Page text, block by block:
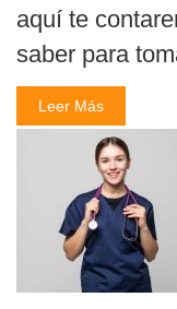
aquí te
saber para
Leer Más